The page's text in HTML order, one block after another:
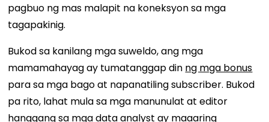
pagbuo ng mas malapit na koneksyon sa mga
tagapakinig.
Bukod sa kanilang mga suweldo, ang mga
mamamahayag ay tumatanggap din ng mga bonus
para sa mga bago at napanatiling subscriber. Bukod
pa rito, lahat mula sa mga manunulat at editor
hanggang sa mga data analyst ay maaaring